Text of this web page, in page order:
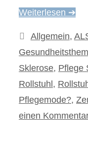
Weiterlesen ➔
Kategorien
Allgemein,
Sklerose, Pflege
Rollstuhl,
Pflegemode?,
einen